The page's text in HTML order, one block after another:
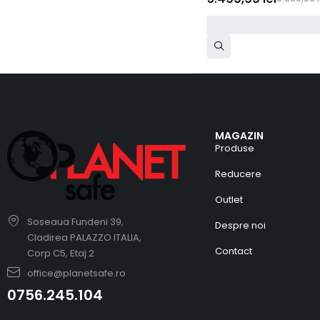
Soseaua Fundeni 39,
Cladirea PALAZZO ITALIA,
Corp C5, Etaj 2
office@planetsafe.ro
0756.245.104
MAGAZIN
Produse
Reducere
Outlet
Despre noi
Contact